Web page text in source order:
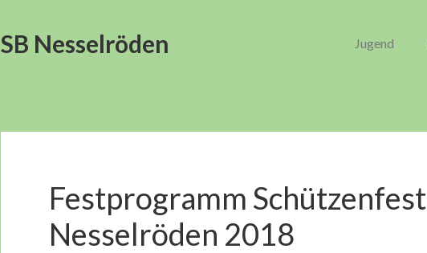
SB Nesselröden Jugend
Festprogramm Schützenfest
Nesselröden 2018